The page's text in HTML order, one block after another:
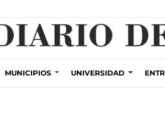
MUNICIPIOS UNIVERSIDAD